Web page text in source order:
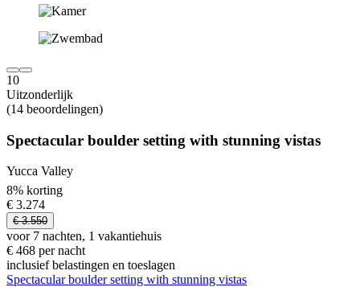
10
Uitzonderlijk
(14 beoordelingen)
Spectacular boulder setting with stunning vistas
Yucca Valley
8% korting
€ 3.274
€ 3.550
voor 7 nachten, 1 vakantiehuis
€ 468 per nacht
inclusief belastingen en toeslagen
Spectacular boulder setting with stunning vistas